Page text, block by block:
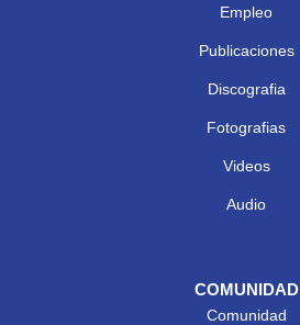
Empleo
Publicaciones
Discografia
Fotografias
Videos
Audio
COMUNIDAD
Comunidad